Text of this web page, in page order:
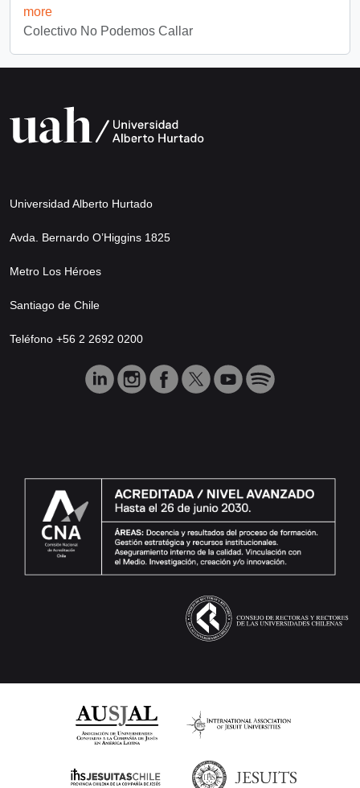
more
Colectivo No Podemos Callar
Universidad Alberto Hurtado
Avda. Bernardo O’Higgins 1825
Metro Los Héroes
Santiago de Chile
Teléfono +56 2 2692 0200